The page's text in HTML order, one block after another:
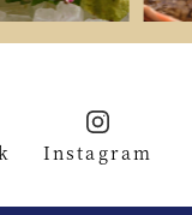
Instagram